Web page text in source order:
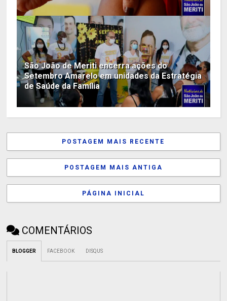
São João de Meriti encerra ações do
Setembro Amarelo em unidades da Estratégia
de Saúde da Família
POSTAGEM MAIS RECENTE
POSTAGEM MAIS ANTIGA
PÁGINA INICIAL
COMENTÁRIOS
BLOGGER FACEBOOK DISQUS